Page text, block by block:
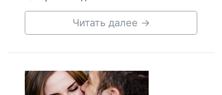
Читать далее →